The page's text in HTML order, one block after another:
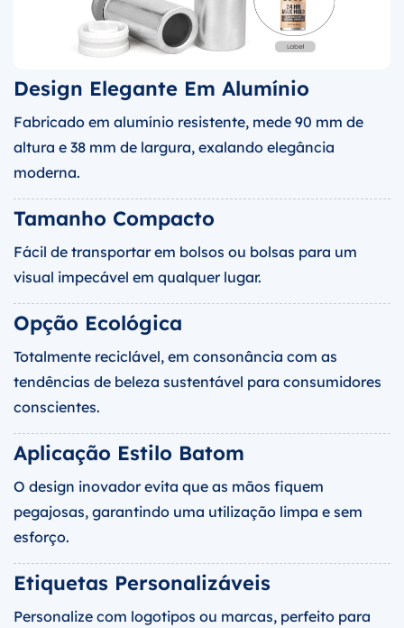
Design Elegante Em Alumínio
Fabricado em alumínio resistente, mede 90 mm de
altura e 38 mm de largura, exalando elegância
moderna.
Tamanho Compacto
Fácil de transportar em bolsos ou bolsas para um
visual impecável em qualquer lugar.
Opção Ecológica
Totalmente reciclável, em consonância com as
tendências de beleza sustentável para consumidores
conscientes.
Aplicação Estilo Batom
O design inovador evita que as mãos fiquem
pegajosas, garantindo uma utilização limpa e sem
esforço.
Etiquetas Personalizáveis
Personalize com logotipos ou marcas, perfeito para